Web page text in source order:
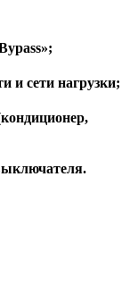
и сети нагрузки;